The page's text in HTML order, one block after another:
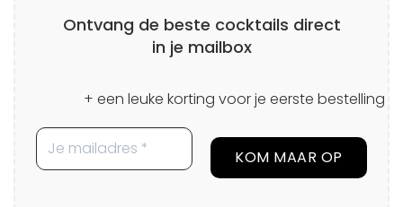
Ontvang de beste cocktails direct
in je mailbox
+ een leuke korting voor je eerste bestelling